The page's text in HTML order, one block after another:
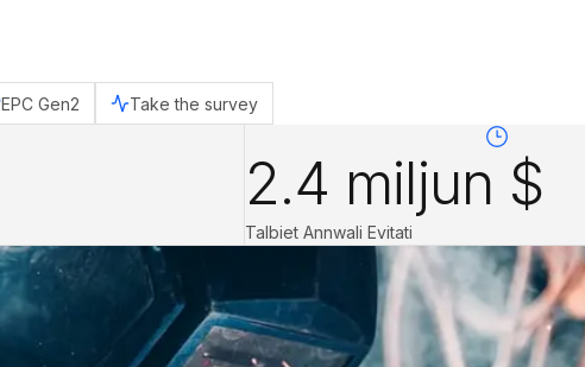
EPC Gen2 Take the survey
2.4 miljun $
Talbiet Annwali Evitati